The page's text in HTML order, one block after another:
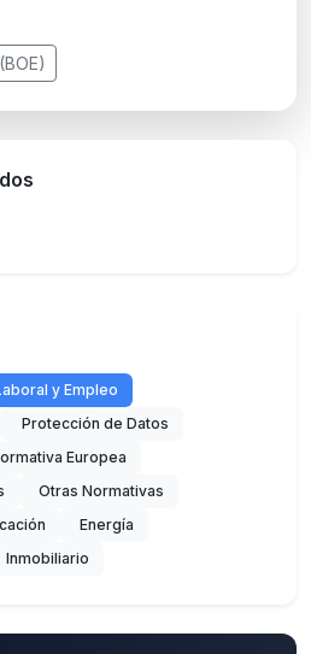
y Empleo
Protección de Datos
Europea
Otras Normativas
Energía
Inmobiliario